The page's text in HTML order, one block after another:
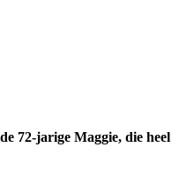
72-jarige Maggie, die heel